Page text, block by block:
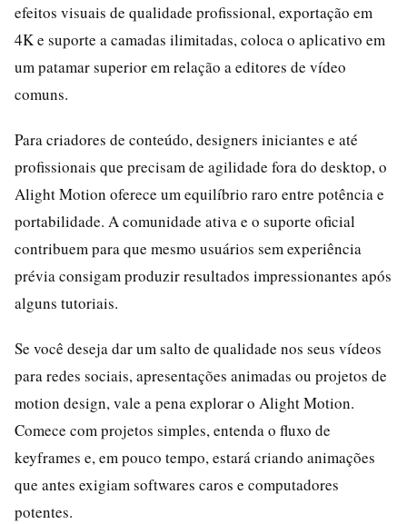
efeitos visuais de qualidade profissional, exportação em
4K e suporte a camadas ilimitadas, coloca o aplicativo em
um patamar superior em relação a editores de vídeo
comuns.
Para criadores de conteúdo, designers iniciantes e até
profissionais que precisam de agilidade fora do desktop, o
Alight Motion oferece um equilíbrio raro entre potência e
portabilidade. A comunidade ativa e o suporte oficial
contribuem para que mesmo usuários sem experiência
prévia consigam produzir resultados impressionantes após
alguns tutoriais.
Se você deseja dar um salto de qualidade nos seus vídeos
para redes sociais, apresentações animadas ou projetos de
motion design, vale a pena explorar o Alight Motion.
Comece com projetos simples, entenda o fluxo de
keyframes e, em pouco tempo, estará criando animações
que antes exigiam softwares caros e computadores
potentes.